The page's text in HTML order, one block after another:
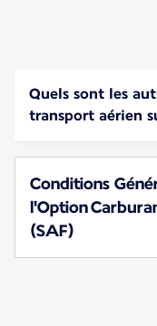
Quels sont les
transport aérien
Conditions
l'Option
(SAF)